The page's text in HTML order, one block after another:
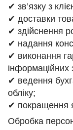
✔ зв’язку з
✔ доставки
✔ здійснення
✔ надання
✔ виконання
інформаційних
✔ ведення
обліку;
✔ покращення
Обробка